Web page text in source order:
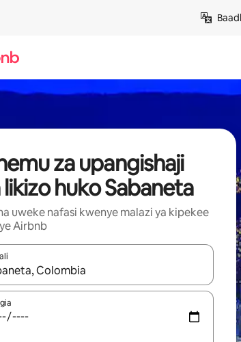
za upangishaji
huko Sabaneta
uweke nafasi kwenye malazi ya kipekee
Airbnb
matokeo yanapatikana, vinjari kwa kutumia vitufe